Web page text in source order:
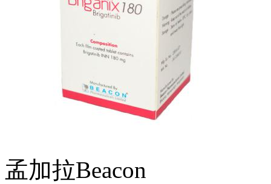
孟加拉Beacon